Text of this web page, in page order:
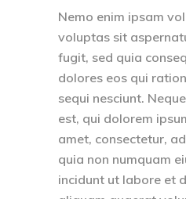
Nemo enim ipsam
voluptas sit
fugit, sed quia
dolores eos qui
sequi nesciunt.
est, qui dolorem
amet, consectetur,
quia non numquam
incidunt ut labore et